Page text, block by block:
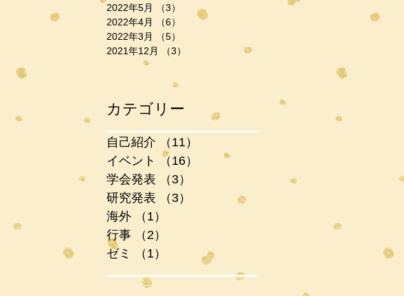
2022年5月
（3）
3件の記事
2022年4月
（6）
6件の記事
2022年3月
（5）
2021年12月
（3）
カテゴリー
自己紹介 （11）
イベント
（16）
16件の記事
学会発表
（3）
研究発表
（3）
3件の記事
海外
（1）
行事
（2）
ゼミ
（1） 1件の記事